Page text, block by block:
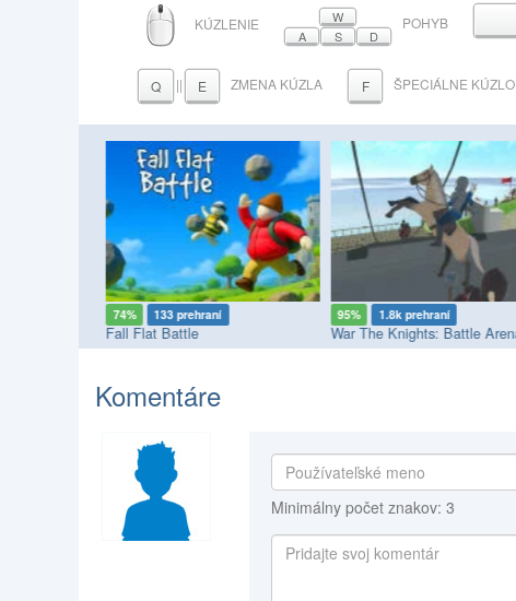
MYŠ
KÚZLENIE
W
A
S D
POHYB
Q || E ZMENA KÚZLA F ŠPECIÁLNE KÚZLO
74% 133 prehraní
Fall Flat Battle
95% 1.8k prehraní
Komentáre
Minimálny počet znakov: 3